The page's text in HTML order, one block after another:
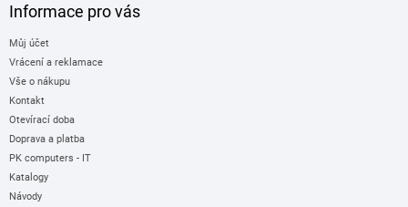
Informace pro vás
Můj účet
Vrácení a reklamace
Vše o nákupu
Kontakt
Otevírací doba
Doprava a platba
PK computers - IT
Katalogy
Návody